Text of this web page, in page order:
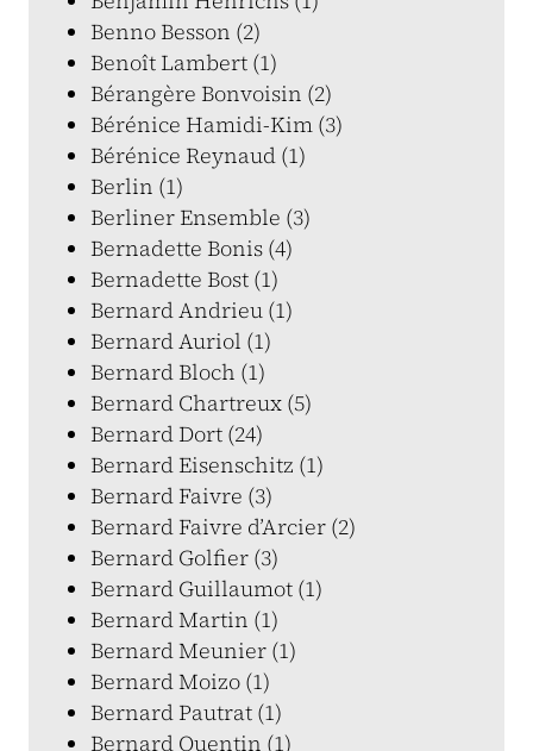
Benno Besson (2)
Benoît Lambert (1)
Bérangère Bonvoisin (2)
Bérénice Hamidi-Kim (3)
Bérénice Reynaud (1)
Berlin (1)
Berliner Ensemble (3)
Bernadette Bonis (4)
Bernadette Bost (1)
Bernard Andrieu (1)
Bernard Auriol (1)
Bernard Bloch (1)
Bernard Chartreux (5)
Bernard Dort (24)
Bernard Eisenschitz (1)
Bernard Faivre (3)
Bernard Faivre d’Arcier (2)
Bernard Golfier (3)
Bernard Guillaumot (1)
Bernard Martin (1)
Bernard Meunier (1)
Bernard Moizo (1)
Bernard Pautrat (1)
Bernard Quentin (1)